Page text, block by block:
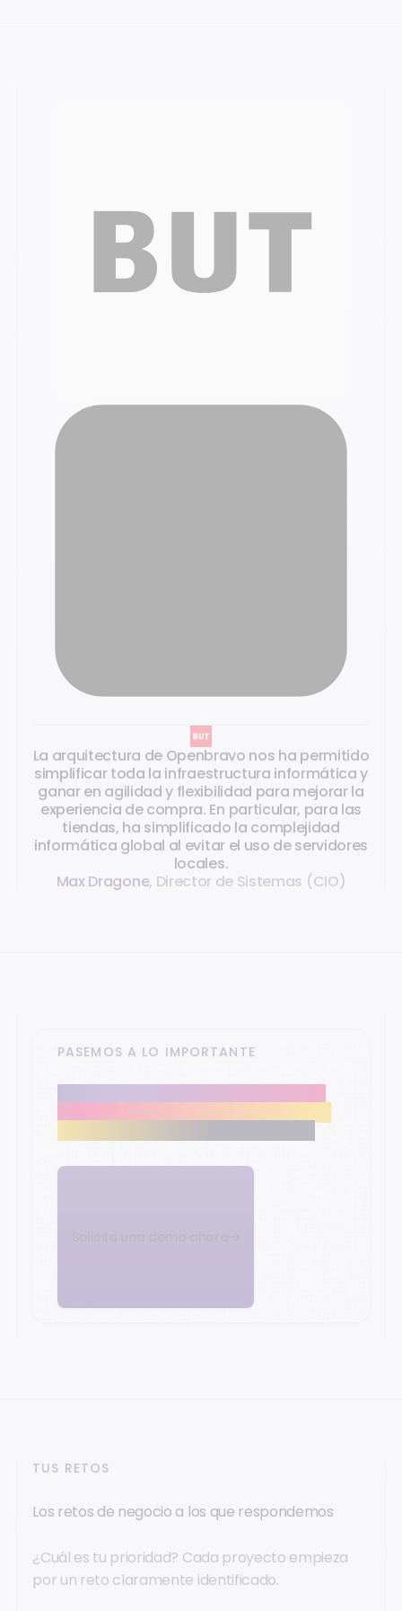
La arquitectura de Openbravo nos ha permitido
simplificar toda la infraestructura informática y
ganar en agilidad y flexibilidad para mejorar la
experiencia de compra. En particular, para las
tiendas, ha simplificado la complejidad
informática global al evitar el uso de servidores
locales.
Max Dragone, Director de Sistemas (CIO)
PASEMOS A LO IMPORTANTE
Solicita una demo ahora
TUS RETOS
Los retos de negocio a los que respondemos
¿Cuál es tu prioridad? Cada proyecto empieza
por un reto claramente identificado.